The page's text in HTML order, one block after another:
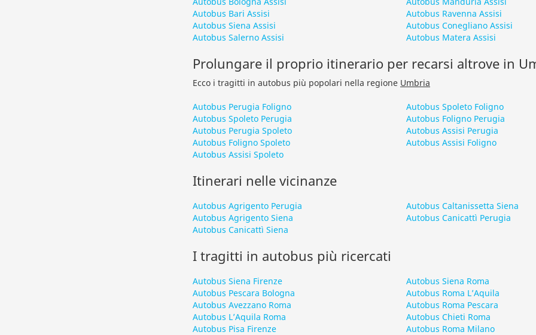
Autobus Bari Assisi
Autobus Siena Assisi
Autobus Salerno Assisi
Autobus Ravenna Assisi
Autobus Conegliano Assisi
Autobus Matera Assisi
Prolungare il proprio itinerario per recarsi altrove in
Ecco i tragitti in autobus più popolari nella regione Umbria
Autobus Perugia Foligno
Autobus Spoleto Perugia
Autobus Perugia Spoleto
Autobus Foligno Spoleto
Autobus Assisi Spoleto
Autobus Spoleto Foligno
Autobus Foligno Perugia
Autobus Assisi Perugia
Autobus Assisi Foligno
Itinerari nelle vicinanze
Autobus Agrigento Perugia
Autobus Agrigento Siena
Autobus Canicattì Siena
Autobus Caltanissetta Siena
Autobus Canicattì Perugia
I tragitti in autobus più ricercati
Autobus Siena Firenze
Autobus Pescara Bologna
Autobus Avezzano Roma
Autobus L’Aquila Roma
Autobus Pisa Firenze
Autobus Siena Roma
Autobus Roma L’Aquila
Autobus Roma Pescara
Autobus Chieti Roma
Autobus Roma Milano